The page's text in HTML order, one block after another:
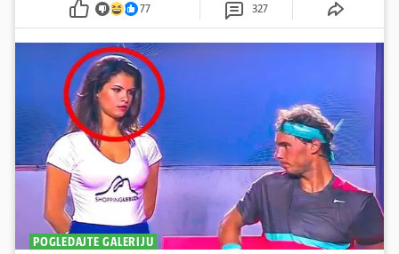
77 327
POGLEDAJTE GALERIJU